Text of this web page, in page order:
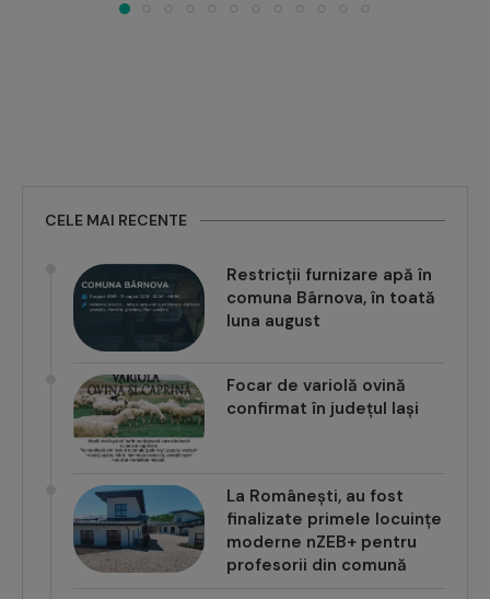
CELE MAI RECENTE
Restricții furnizare apă în
comuna Bârnova, în toată
luna august
Focar de variolă ovină
confirmat în județul Iași
La Românești, au fost
finalizate primele locuințe
moderne nZEB+ pentru
profesorii din comună